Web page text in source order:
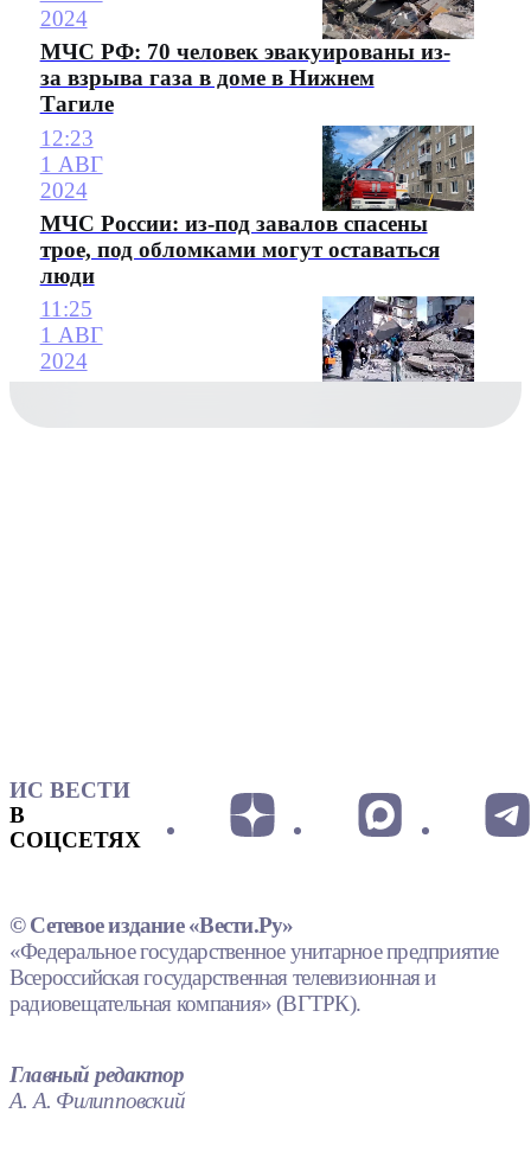
2024
МЧС РФ: 70 человек эвакуированы из-
за взрыва газа в доме в Нижнем
Тагиле
12:23
1 АВГ
2024
МЧС России: из-под завалов спасены
трое, под обломками могут оставаться
люди
11:25
1 АВГ
2024
ИС ВЕСТИ
В
СОЦСЕТЯХ
© Сетевое издание «Вести.Ру»
«Федеральное государственное унитарное предприятие
Всероссийская государственная телевизионная и
радиовещательная компания» (ВГТРК).
Главный редактор
А. А. Филипповский